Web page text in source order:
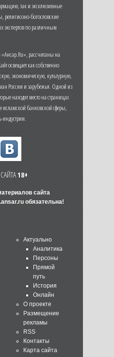
так и эксклюзивные
религиозно-богословские
экспертов по различным
рассчитаны на
освещает как собственно
экономическую, культурную,
России и зарубежья. Одной из
находят место на страницах
исламской банковской сферы,
индустрии.
18+
сайта
обязательна!
Актуально
Аналитика
Персоны
Прямой
путь
История
Онлайн
О проекте
Размещение
рекламы
RSS
Контакты
Карта сайта